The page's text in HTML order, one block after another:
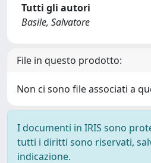
Tutti gli autori
Basile, Salvatore
File in questo prodotto:
Non ci sono file associati a
I documenti in IRIS sono
tutti i diritti sono riservati,
indicazione.